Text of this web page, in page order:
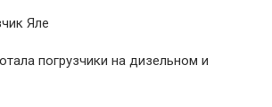
погрузчики на дизельном и